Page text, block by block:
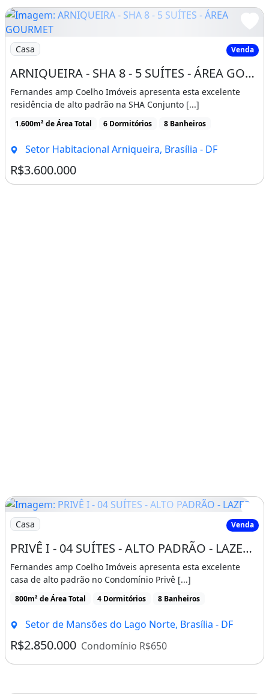
Imagem: ARNIQUEIRA - SHA 8 - 5 SUÍTES - ÁREA GOURMET
Casa Venda
ARNIQUEIRA - SHA 8 - 5 SUÍTES - ÁREA GOURMET - PISCINA - 1.600M² - ALTO PADRÃO
Fernandes amp Coelho Imóveis apresenta esta excelente
residência de alto padrão na SHA Conjunto [...]
1.600m² de Área Total 6 Dormitórios 8 Banheiros
Setor Habitacional Arniqueira, Brasília - DF
R$3.600.000
Imagem: PRIVÊ I - 04 SUÍTES - ALTO PADRÃO - LAZER
Casa Venda
PRIVÊ I - 04 SUÍTES - ALTO PADRÃO - LAZER COMPLETO - ÁREA GOURMET - LAGO NORTE
Fernandes amp Coelho Imóveis apresenta esta excelente
casa de alto padrão no Condomínio Privê [...]
800m² de Área Total 4 Dormitórios 8 Banheiros
Setor de Mansões do Lago Norte, Brasília - DF
R$2.850.000 Condomínio R$650